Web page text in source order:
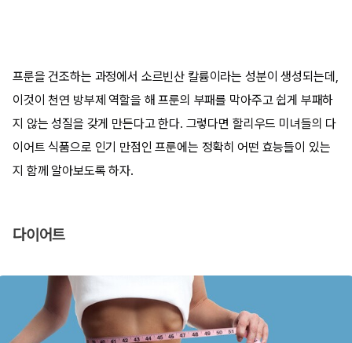
프룬을 건조하는 과정에서 소르빈산 칼륨이라는 성분이 생성되는데,
이것이 천연 방부제 역할을 해 프룬의 부패를 막아주고 쉽게 부패하
지 않는 성질을 갖게 만든다고 한다. 그렇다면 할리우드 미녀들의 다
이어트 식품으로 인기 만점인 프룬에는 정확히 어떤 효능들이 있는
지 함께 알아보도록 하자.
다이어트